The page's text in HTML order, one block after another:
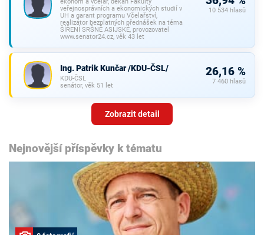
ekonom a včelař, děkan Fakulty
veřejnosprávních a ekonomických studií v
UH a garant programu Včelařství,
realizátor bezplatných přednášek na téma
ŠÍŘENÍ SRŠNĚ ASIJSKÉ, provozovatel
www.senator24.cz, věk 43 let
10 534 hlasů
Ing. Patrik Kunčar /KDU-ČSL/
KDU-ČSL
senátor, věk 51 let
26,16 %
7 460 hlasů
Zobrazit detail
Nejnovější příspěvky k tématu